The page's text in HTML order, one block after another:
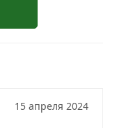
15 апреля 2024